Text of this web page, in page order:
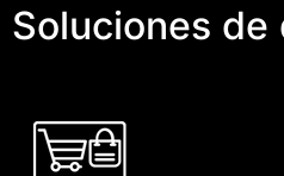
Soluciones de